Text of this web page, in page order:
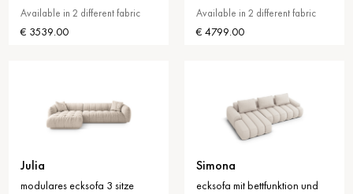
Available in 2 different fabric
€ 3539.00
Available in 2 different fabric
€ 4799.00
Julia
modulares ecksofa 3 sitze
Simona
ecksofa mit bettfunktion und